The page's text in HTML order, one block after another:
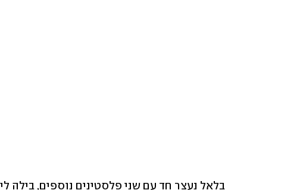
בלאל נעצר חד עם שני פלסטינים נוספים, בילה